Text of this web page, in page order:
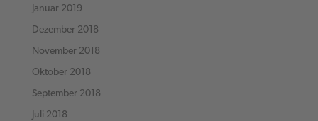
Januar 2019
Dezember 2018
November 2018
Oktober 2018
September 2018
Juli 2018